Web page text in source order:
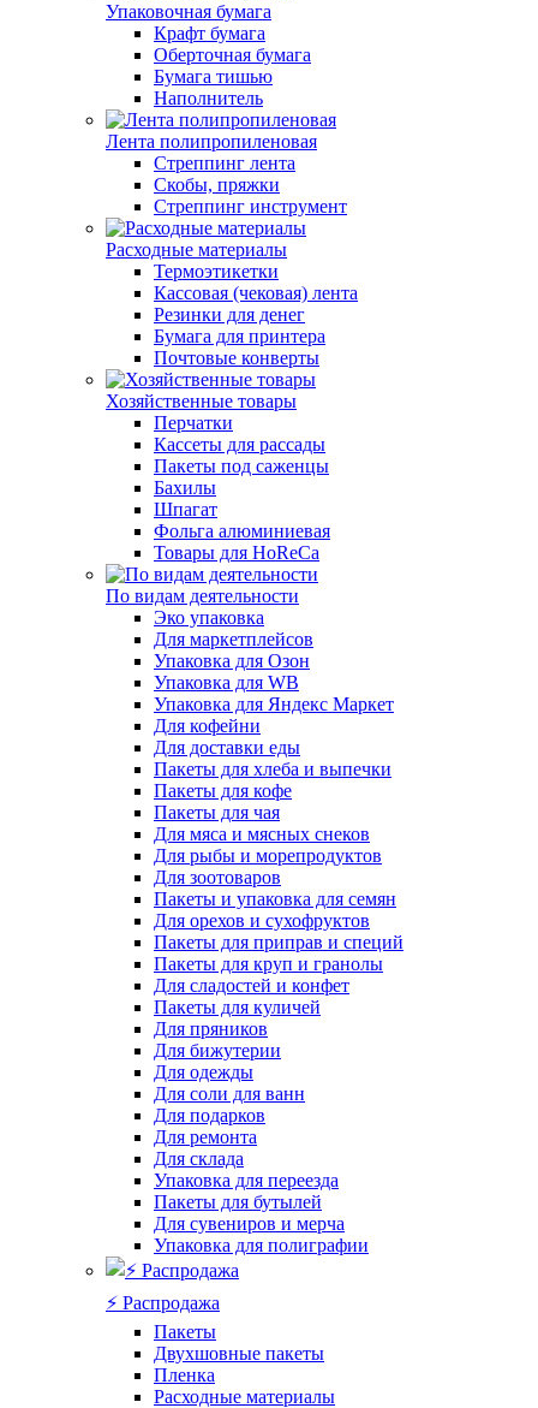
Упаковочная бумага
Крафт бумага
Оберточная бумага
Бумага тишью
Наполнитель
Лента полипропиленовая
Стреппинг лента
Скобы, пряжки
Стреппинг инструмент
Расходные материалы
Термоэтикетки
Кассовая (чековая) лента
Резинки для денег
Бумага для принтера
Почтовые конверты
Хозяйственные товары
Перчатки
Кассеты для рассады
Пакеты под саженцы
Бахилы
Шпагат
Фольга алюминиевая
Товары для HoReCa
По видам деятельности
Эко упаковка
Для маркетплейсов
Упаковка для Озон
Упаковка для WB
Упаковка для Яндекс Маркет
Для кофейни
Для доставки еды
Пакеты для хлеба и выпечки
Пакеты для кофе
Пакеты для чая
Для мяса и мясных снеков
Для рыбы и морепродуктов
Для зоотоваров
Пакеты и упаковка для семян
Для орехов и сухофруктов
Пакеты для приправ и специй
Пакеты для круп и гранолы
Для сладостей и конфет
Пакеты для куличей
Для пряников
Для бижутерии
Для одежды
Для соли для ванн
Для подарков
Для ремонта
Для склада
Упаковка для переезда
Пакеты для бутылей
Для сувениров и мерча
Упаковка для полиграфии
⚡️ Распродажа
Пакеты
Двухшовные пакеты
Пленка
Расходные материалы